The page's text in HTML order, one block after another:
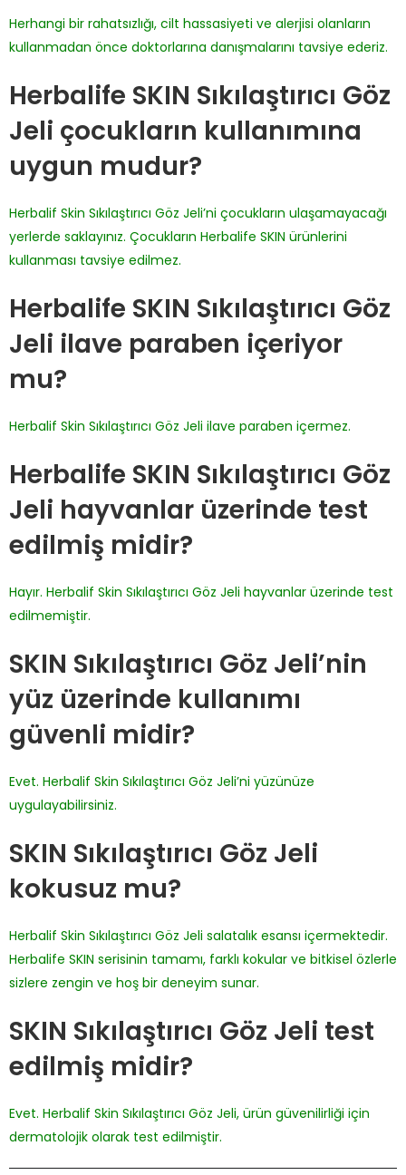
Herhangi bir rahatsızlığı, cilt hassasiyeti ve alerjisi olanların
kullanmadan önce doktorlarına danışmalarını tavsiye ederiz.
Herbalife SKIN Sıkılaştırıcı Göz
Jeli çocukların kullanımına
uygun mudur?
Herbalif Skin Sıkılaştırıcı Göz Jeli’ni çocukların ulaşamayacağı
yerlerde saklayınız. Çocukların Herbalife SKIN ürünlerini
kullanması tavsiye edilmez.
Herbalife SKIN Sıkılaştırıcı Göz
Jeli ilave paraben içeriyor
mu?
Herbalif Skin Sıkılaştırıcı Göz Jeli ilave paraben içermez.
Herbalife SKIN Sıkılaştırıcı Göz
Jeli hayvanlar üzerinde test
edilmiş midir?
Hayır. Herbalif Skin Sıkılaştırıcı Göz Jeli hayvanlar üzerinde test
edilmemiştir.
SKIN Sıkılaştırıcı Göz Jeli’nin
yüz üzerinde kullanımı
güvenli midir?
Evet. Herbalif Skin Sıkılaştırıcı Göz Jeli’ni yüzünüze
uygulayabilirsiniz.
SKIN Sıkılaştırıcı Göz Jeli
kokusuz mu?
Herbalif Skin Sıkılaştırıcı Göz Jeli salatalık esansı içermektedir.
Herbalife SKIN serisinin tamamı, farklı kokular ve bitkisel özlerle
sizlere zengin ve hoş bir deneyim sunar.
SKIN Sıkılaştırıcı Göz Jeli test
edilmiş midir?
Evet. Herbalif Skin Sıkılaştırıcı Göz Jeli, ürün güvenilirliği için
dermatolojik olarak test edilmiştir.